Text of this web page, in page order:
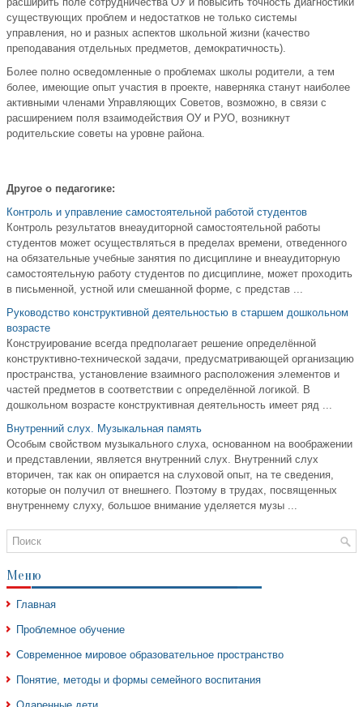
существующих проблем и недостатков не только системы
управления, но и разных аспектов школьной жизни (качество
преподавания отдельных предметов, демократичность).
Более полно осведомленные о проблемах школы родители, а тем
более, имеющие опыт участия в проекте, наверняка станут наиболее
активными членами Управляющих Советов, возможно, в связи с
расширением поля взаимодействия ОУ и РУО, возникнут
родительские советы на уровне района.
Другое о педагогике:
Контроль и управление самостоятельной работой студентов
Контроль результатов внеаудиторной самостоятельной работы
студентов может осуществляться в пределах времени, отведенного
на обязательные учебные занятия по дисциплине и внеаудиторную
самостоятельную работу студентов по дисциплине, может проходить
в письменной, устной или смешанной форме, с представ ...
Руководство конструктивной деятельностью в старшем дошкольном
возрасте
Конструирование всегда предполагает решение определённой
конструктивно-технической задачи, предусматривающей организацию
пространства, установление взаимного расположения элементов и
частей предметов в соответствии с определённой логикой. В
дошкольном возрасте конструктивная деятельность имеет ряд ...
Внутренний слух. Музыкальная память
Особым свойством музыкального слуха, основанном на воображении
и представлении, является внутренний слух. Внутренний слух
вторичен, так как он опирается на слуховой опыт, на те сведения,
которые он получил от внешнего. Поэтому в трудах, посвященных
внутреннему слуху, большое внимание уделяется музы ...
Меню
Главная
Проблемное обучение
Современное мировое образовательное пространство
Понятие, методы и формы семейного воспитания